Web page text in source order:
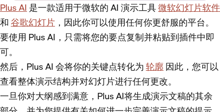
Plus AI是一款适用于微软的 AI 演示工具微软幻灯片软件
和谷歌幻灯片 ，因此你可以使用任何你更舒服的平台。
要使用 Plus AI，只需将您的要点复制并粘贴到插件中即
可。
然后，Plus AI 会将你的关键点转化为轮廓因此，您可以
查看整体演示结构并对幻灯片进行任何更改。
一旦你对大纲感到满意，Plus AI将生成演示文稿的其余